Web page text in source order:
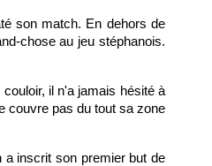
son match. En dehors de
chose au jeu stéphanois.
il n'a jamais hésité à
couvre pas du tout sa zone
a inscrit son premier but de